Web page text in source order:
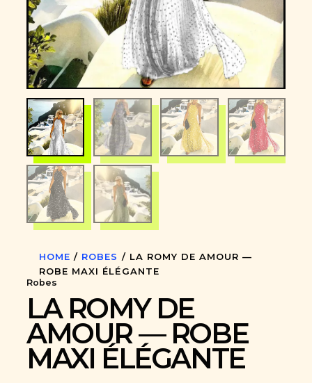
HOME / ROBES / LA ROMY DE AMOUR —
ROBE MAXI ÉLÉGANTE
Robes
LA ROMY DE
AMOUR — ROBE
MAXI ÉLÉGANTE